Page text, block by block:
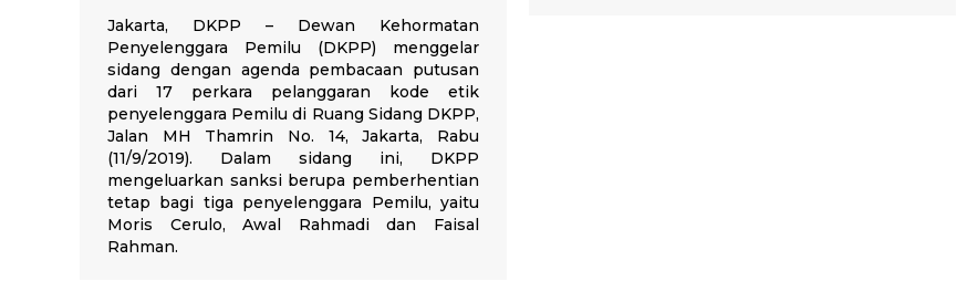
Jakarta, DKPP – Dewan Kehormatan
Penyelenggara Pemilu (DKPP) menggelar
sidang dengan agenda pembacaan putusan
dari 17 perkara pelanggaran kode etik
penyelenggara Pemilu di Ruang Sidang DKPP,
Jalan MH Thamrin No. 14, Jakarta, Rabu
(11/9/2019). Dalam sidang ini, DKPP
mengeluarkan sanksi berupa pemberhentian
tetap bagi tiga penyelenggara Pemilu, yaitu
Moris Cerulo, Awal Rahmadi dan Faisal
Rahman.